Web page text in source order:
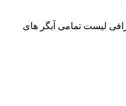
لیست تمامی آبگر های